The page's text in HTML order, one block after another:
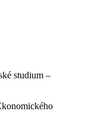
studium –